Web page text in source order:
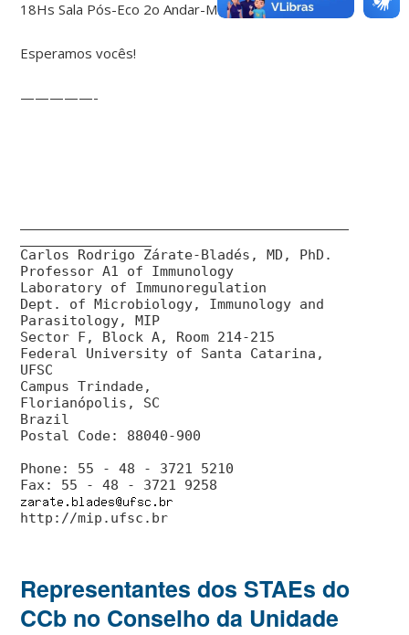
18Hs Sala Pós-Eco 2o Andar-MIP.
Esperamos vocês!
—————-
Carlos Rodrigo Zárate-Bladés, MD, PhD.
Professor A1 of Immunology
Laboratory of Immunoregulation
Dept. of Microbiology, Immunology and
Parasitology, MIP
Sector F, Block A, Room 214-215
Federal University of Santa Catarina,
UFSC
Campus Trindade,
Florianópolis, SC
Brazil
Postal Code: 88040-900
Phone: 55 - 48 - 3721 5210
http://mip.ufsc.br
Representantes dos STAEs do
CCb no Conselho da Unidade